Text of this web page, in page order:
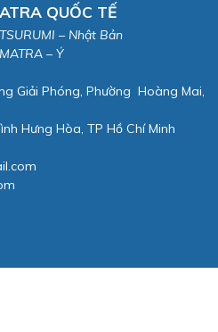
QUỐC TẾ
– Nhật Bản
– Ý
Giải Phóng, Phường Hoàng Mai,
Hưng Hòa, TP Hồ Chí Minh